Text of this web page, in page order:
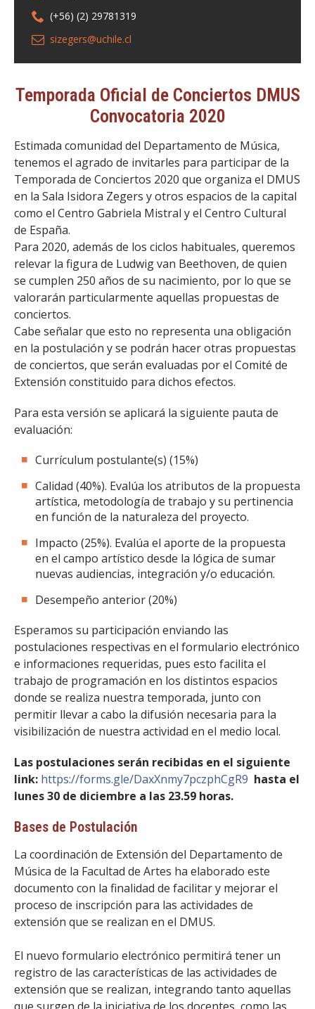
(+56) (2) 29781319
sizegers@uchile.cl
Temporada Oficial de Conciertos DMUS
Convocatoria 2020
Estimada comunidad del Departamento de Música,
tenemos el agrado de invitarles para participar de la
Temporada de Conciertos 2020 que organiza el DMUS
en la Sala Isidora Zegers y otros espacios de la capital
como el Centro Gabriela Mistral y el Centro Cultural
de España.
Para 2020, además de los ciclos habituales, queremos
relevar la figura de Ludwig van Beethoven, de quien
se cumplen 250 años de su nacimiento, por lo que se
valorarán particularmente aquellas propuestas de
conciertos.
Cabe señalar que esto no representa una obligación
en la postulación y se podrán hacer otras propuestas
de conciertos, que serán evaluadas por el Comité de
Extensión constituido para dichos efectos.
Para esta versión se aplicará la siguiente pauta de
evaluación:
Currículum postulante(s) (15%)
Calidad (40%). Evalúa los atributos de la propuesta
artística, metodología de trabajo y su pertinencia
en función de la naturaleza del proyecto.
Impacto (25%). Evalúa el aporte de la propuesta
en el campo artístico desde la lógica de sumar
nuevas audiencias, integración y/o educación.
Desempeño anterior (20%)
Esperamos su participación enviando las
postulaciones respectivas en el formulario electrónico
e informaciones requeridas, pues esto facilita el
trabajo de programación en los distintos espacios
donde se realiza nuestra temporada, junto con
permitir llevar a cabo la difusión necesaria para la
visibilización de nuestra actividad en el medio local.
Las postulaciones serán recibidas en el siguiente
link: https://forms.gle/DaxXnmy7pczphCgR9 hasta el
lunes 30 de diciembre a las 23.59 horas.
Bases de Postulación
La coordinación de Extensión del Departamento de
Música de la Facultad de Artes ha elaborado este
documento con la finalidad de facilitar y mejorar el
proceso de inscripción para las actividades de
extensión que se realizan en el DMUS.
El nuevo formulario electrónico permitirá tener un
registro de las características de las actividades de
extensión que se realizan, integrando tanto aquellas